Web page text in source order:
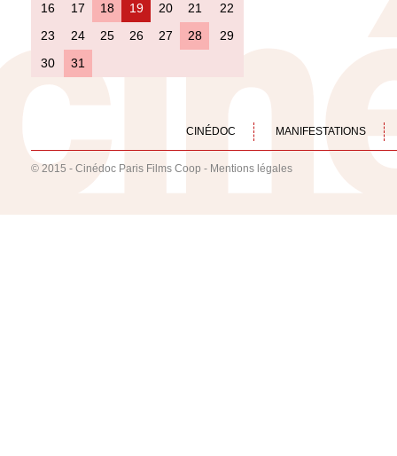
16
17 18 19 20 21
22
23
24 25 26 27 28
29
30
31
CINÉDOC MANIFESTATIONS
© 2015 - Cinédoc Paris Films Coop - Mentions légales